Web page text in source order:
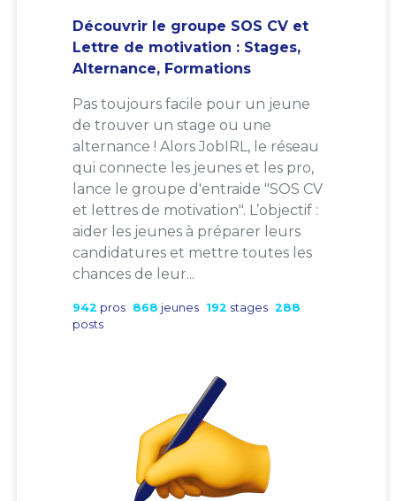
Découvrir le groupe SOS CV et
Lettre de motivation : Stages,
Alternance, Formations
Pas toujours facile pour un jeune
de trouver un stage ou une
alternance ! Alors JobIRL, le réseau
qui connecte les jeunes et les pro,
lance le groupe d'entraide "SOS CV
et lettres de motivation". L’objectif :
aider les jeunes à préparer leurs
candidatures et mettre toutes les
chances de leur...
942 pros 868 jeunes 192 stages 288
posts